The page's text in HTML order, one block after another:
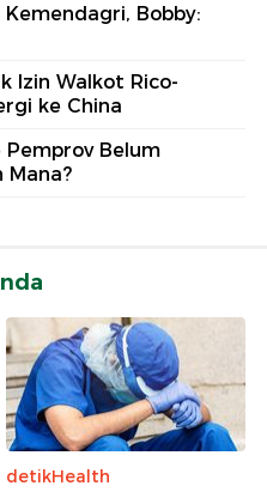
Kemendagri, Bobby:
Izin Walkot Rico-
ke China
Pemprov Belum
Mana?
detikHealth